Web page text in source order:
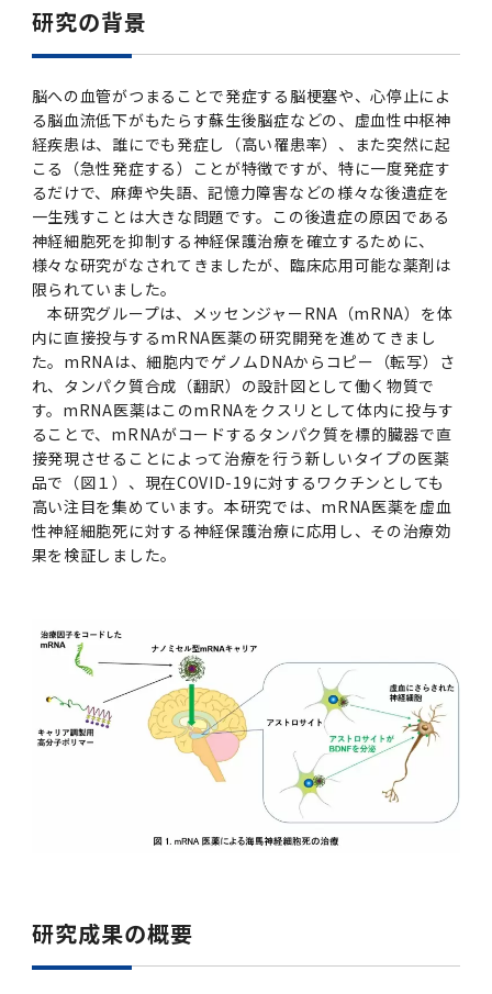
役員会議事概要について
企業活動と医療機関等の透明性ガイドライン
2013年 （PDF：6.4MB）
2017年度
2016年度
2015年度
2014年度
2013年度
2012年度
2011年度
2015年 （PDF：2.3MB）
卒後3年大学評価アンケート
科目評価（旧 科目別アンケート）
教学IR 業績・活動
アクティブラーニング教室・情報検索室
イマキク
情報システムポータル
お茶の水医学雑誌
ダイバーシティ・インクルージョン室
研究の背景
脳への血管がつまることで発症する脳梗塞や、心停止によ
る脳血流低下がもたらす蘇生後脳症などの、虚血性中枢神
経疾患は、誰にでも発症し（高い罹患率）、また突然に起
こる（急性発症する）ことが特徴ですが、特に一度発症す
るだけで、麻痺や失語、記憶力障害などの様々な後遺症を
一生残すことは大きな問題です。この後遺症の原因である
神経細胞死を抑制する神経保護治療を確立するために、
様々な研究がなされてきましたが、臨床応用可能な薬剤は
限られていました。
本研究グループは、メッセンジャーRNA（mRNA）を体
内に直接投与するmRNA医薬の研究開発を進めてきまし
た。mRNAは、細胞内でゲノムDNAからコピー（転写）さ
れ、タンパク質合成（翻訳）の設計図として働く物質で
す。mRNA医薬はこのmRNAをクスリとして体内に投与す
ることで、mRNAがコードするタンパク質を標的臓器で直
接発現させることによって治療を行う新しいタイプの医薬
品で（図１）、現在COVID-19に対するワクチンとしても
高い注目を集めています。本研究では、mRNA医薬を虚血
性神経細胞死に対する神経保護治療に応用し、その治療効
果を検証しました。
研究成果の概要